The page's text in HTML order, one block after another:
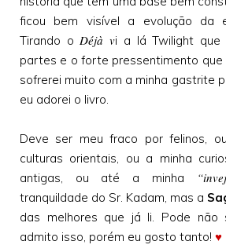
ficou bem visível a evolução da
Tirando oDéjà vi a lá Twilight que
partes e o forte pressentimento que
sofrerei muito com a minha gastrite
eu adorei o livro.
Deve ser meu fraco por felinos,
culturas orientais, ou a minha
antigas, ou até a minha
tranquildade do Sr. Kadam, mas a
das melhores que já li. Pode
admito isso, porém eu gosto tanto! ♥